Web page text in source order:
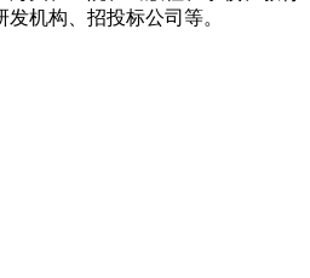
机构、招投标公司等。